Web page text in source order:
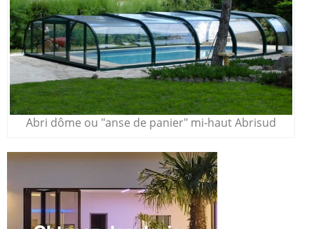
Abri dôme ou "anse de panier" mi-haut Abrisud